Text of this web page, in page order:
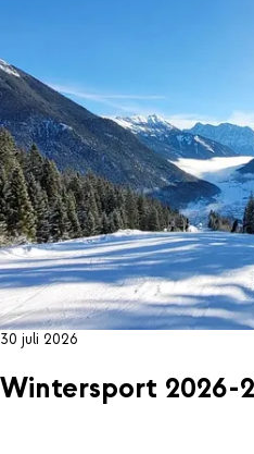
30 juli 2026
Wintersport 2026-